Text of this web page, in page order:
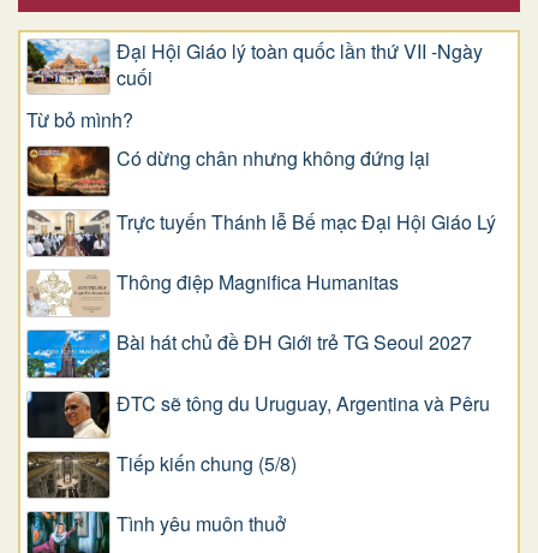
Đại Hội Giáo lý toàn quốc lần thứ VII -Ngày
cuối
Từ bỏ mình?
Có dừng chân nhưng không đứng lại
Trực tuyến Thánh lễ Bế mạc Đại Hội Giáo Lý
Thông điệp Magnifica Humanitas
Bài hát chủ đề ĐH Giới trẻ TG Seoul 2027
ĐTC sẽ tông du Uruguay, Argentina và Pêru
Tiếp kiến chung (5/8)
Tình yêu muôn thuở